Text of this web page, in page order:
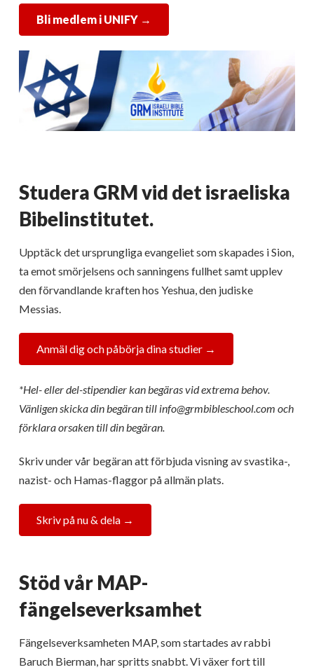
Bli medlem i UNIFY →
Studera GRM vid det israeliska
Bibelinstitutet.
Upptäck det ursprungliga evangeliet som skapades i Sion,
ta emot smörjelsens och sanningens fullhet samt upplev
den förvandlande kraften hos Yeshua, den judiske
Messias.
Anmäl dig och påbörja dina studier →
*Hel- eller del-stipendier kan begäras vid extrema behov.
Vänligen skicka din begäran till info@grmbibleschool.com och
förklara orsaken till din begäran.
Skriv under vår begäran att förbjuda visning av svastika-,
nazist- och Hamas-flaggor på allmän plats.
Skriv på nu & dela →
Stöd vår MAP-
fängelseverksamhet
Fängelseverksamheten MAP, som startades av rabbi
Baruch Bierman, har spritts snabbt. Vi växer fort till